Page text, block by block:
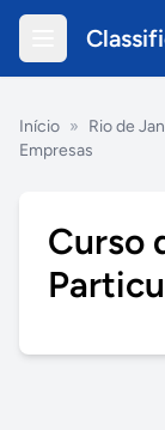
Início » Rio de
Empresas
Curso